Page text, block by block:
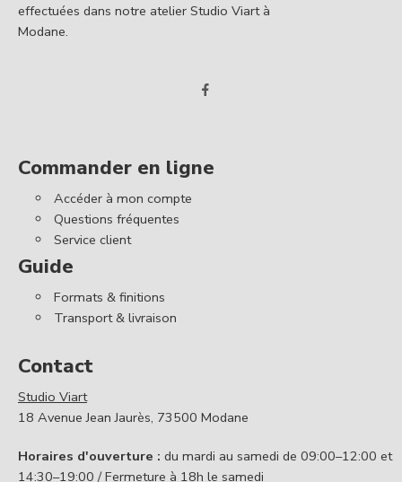
effectuées dans notre atelier Studio Viart à
Modane.
Commander en ligne
Accéder à mon compte
Questions fréquentes
Service client
Guide
Formats & finitions
Transport & livraison
Contact
Studio Viart
18 Avenue Jean Jaurès, 73500 Modane
Horaires d'ouverture : du mardi au samedi de 09:00–12:00 et
14:30–19:00 / Fermeture à 18h le samedi